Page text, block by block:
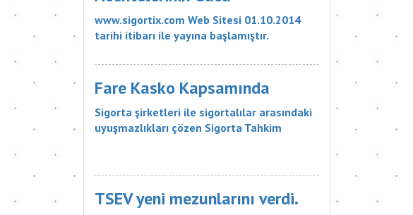
www.sigortix.com Web Sitesi 01.10.2014
tarihi itibarı ile yayına başlamıştır.
tercih etmeleri gerektiği konusunda
bilgilendiren ve Sitedeki Üye Sigorta
Acentelerine müşteri yö...
Fare Kasko Kapsamında
Sigorta şirketleri ile sigortalılar arasındaki
uyuşmazlıkları çözen Sigorta Tahkim
sigorta şirketinin, 18 bin liralık tazminatı
ödemesine karar verdi. Sigorta Tahkim
Komisyonu M...
TSEV yeni mezunlarını verdi.